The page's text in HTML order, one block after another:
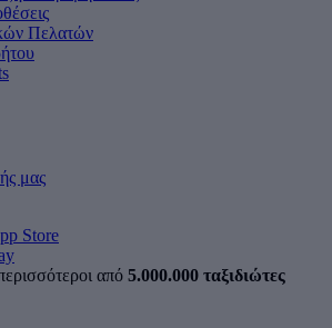
Πελατών
μας
από 5.000.000 ταξιδιώτες